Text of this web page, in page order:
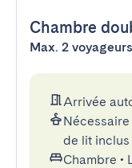
Chambre
Max. 2
Arrivée
de lit inclus
Chambre •